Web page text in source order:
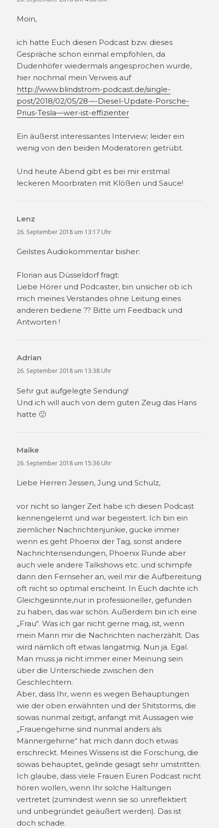
Moin,
ich hatte Euch diesen Podcast bzw. dieses
Gespräche schon einmal empfohlen, da
Dudenhöfer wiedermals angesprochen wurde,
hier nochmal mein Verweis auf
http://www.blindstrom-podcast.de/single-
post/2018/02/05/28-–-Diesel-Update-Porsche-
Prius-Tesla—wer-ist-effizienter
Ein äußerst interessantes Interview; leider ein
wenig von den beiden Moderatoren getrübt.
Und heute Abend gibt es bei mir erstmal
leckeren Moorbraten mit Klößen und Sauce!
Lenz
26. September 2018 um 13:17 Uhr
Geilstes Audiokommentar bisher:
Florian aus Düsseldorf fragt:
Liebe Hörer und Podcaster, bin unsicher ob ich
mich meines Verstandes ohne Leitung eines
anderen bediene ?? Bitte um Feedback und
Antworten !
Adrian
26. September 2018 um 13:38 Uhr
Sehr gut aufgelegte Sendung!
Und ich will auch von dem guten Zeug das Hans
hatte 🙂
Maike
26. September 2018 um 15:36 Uhr
Liebe Herren Jessen, Jung und Schulz,
vor nicht so langer Zeit habe ich diesen Podcast
kennengelernt und war begeistert. Ich bin ein
ziemlicher Nachrichtenjunkie, gucke immer
wenn es geht Phoenix der Tag, sonst andere
Nachrichtensendungen, Phoenix Runde aber
auch viele andere Talkshows etc. und schimpfe
dann den Fernseher an, weil mir die Aufbereitung
oft nicht so optimal erscheint. In Euch dachte ich
Gleichgesinnte,nur in professioneller, gefunden
zu haben, das war schön. Außerdem bin ich eine
„Frau“. Was ich gar nicht gerne mag, ist, wenn
mein Mann mir die Nachrichten nacherzählt. Das
wird nämlich oft etwas langatmig. Nun ja. Egal.
Man muss ja nicht immer einer Meinung sein
über die Unterschiede zwischen den
Geschlechtern.
Aber, dass Ihr, wenn es wegen Behauptungen
wie der oben erwähnten und der Shitstorms, die
sowas nunmal zeitigt, anfangt mit Aussagen wie
„Frauengehirne sind nunmal anders als
Männergehirne“ hat mich dann doch etwas
erschreckt. Meines Wissens ist die Forschung, die
sowas behauptet, gelinde gesagt sehr umstritten.
Ich glaube, dass viele Frauen Euren Podcast nicht
hören wollen, wenn Ihr solche Haltungen
vertretet (zumindest wenn sie so unreflektiert
und unbegründet geäußert werden). Das ist
doch schade.